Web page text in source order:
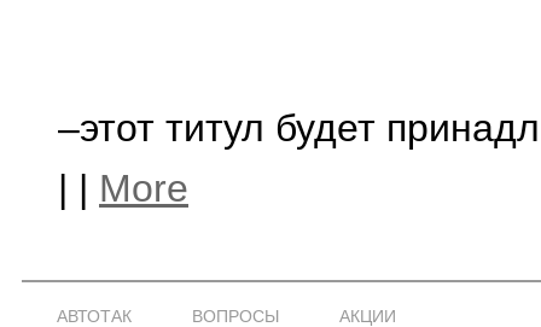
–этот титул будет
| | More
АВТОТАК ВОПРОСЫ АКЦИИ